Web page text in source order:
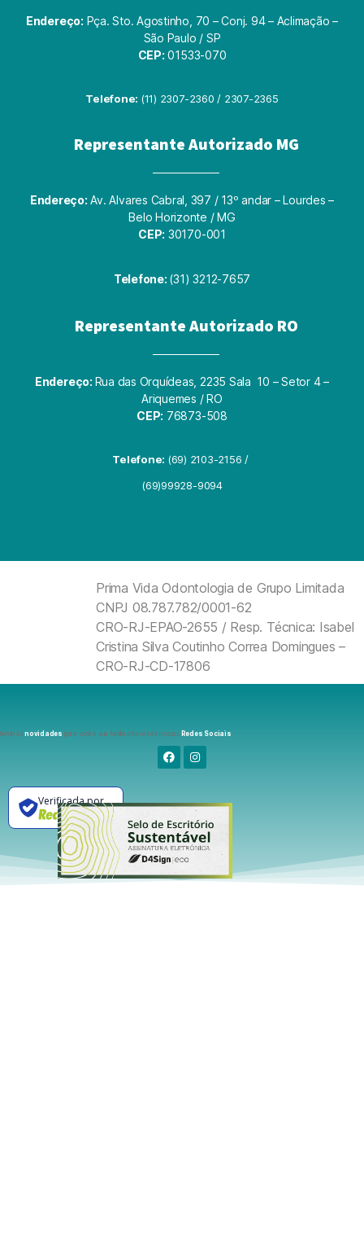
Endereço: Pça. Sto. Agostinho, 70 – Conj. 94 – Aclimação –
São Paulo / SP
CEP: 01533-070
Telefone: (11) 2307-2360 / 2307-2365
Representante Autorizado MG
Endereço: Av. Alvares Cabral, 397 / 13º andar – Lourdes –
Belo Horizonte / MG
CEP: 30170-001
Telefone: (31) 3212-7657
Representante Autorizado RO
Endereço: Rua das Orquídeas, 2235 Sala 10 – Setor 4 –
Ariquemes / RO
CEP: 76873-508
Telefone: (69) 2103-2156 /
(69)99928-9094
Prima Vida Odontologia de Grupo Limitada
CNPJ 08.787.782/0001-62
CRO-RJ-EPAO-2655 / Resp. Técnica: Isabel
Cristina Silva Coutinho Correa Domingues –
CRO-RJ-CD-17806
àsnovidades para você e sua família através de nossasRedes Sociais :
Verificada por